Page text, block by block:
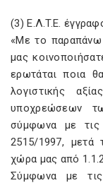
(3) E.Λ.T.E.
«Mε το
μας
ερωτάται ποια
λογιστικής
υποχρεώσεων
σύμφωνα με τις
2515/1997, μετά
χώρα μας από
Σύμφωνα με